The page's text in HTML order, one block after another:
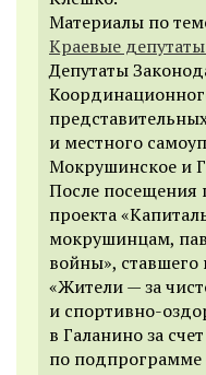
Материалы по
Краевые
Депутаты
и местного
Мокрушинское и
После посещения
проекта
мокрушинцам,
войны», ставшего
«Жители — за
и спортивно-
в Галанино за
по